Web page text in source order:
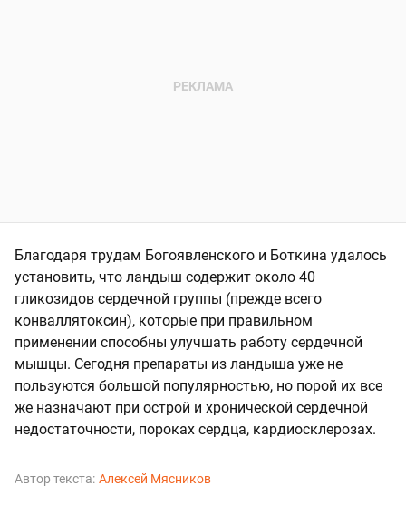
Благодаря трудам Богоявленского и Боткина удалось
установить, что ландыш содержит около 40
гликозидов сердечной группы (прежде всего
конваллятоксин), которые при правильном
применении способны улучшать работу сердечной
мышцы. Сегодня препараты из ландыша уже не
пользуются большой популярностью, но порой их все
же назначают при острой и хронической сердечной
недостаточности, пороках сердца, кардиосклерозах.
Автор текста: Алексей Мясников